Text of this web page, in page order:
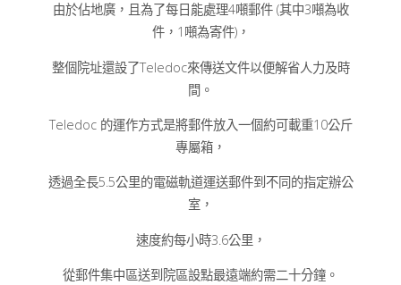
由於佔地廣，且為了每日能處理4噸郵件 (其中3噸為收
件，1噸為寄件)，
整個院址還設了Teledoc來傳送文件以便解省人力及時
間。
Teledoc 的運作方式是將郵件放入一個約可載重10公斤
專屬箱，
透過全長5.5公里的電磁軌道運送郵件到不同的指定辦公
室，
速度約每小時3.6公里，
從郵件集中區送到院區設點最遠端約需二十分鐘。